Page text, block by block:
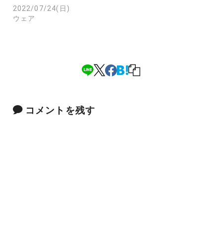
2022/07/24(日)
ウェア
コメントを残す